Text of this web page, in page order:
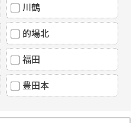
川鶴
的場北
福田
豊田本